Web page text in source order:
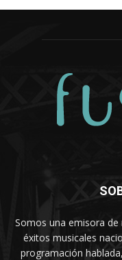
Somos una emisora
éxitos musicales
programación